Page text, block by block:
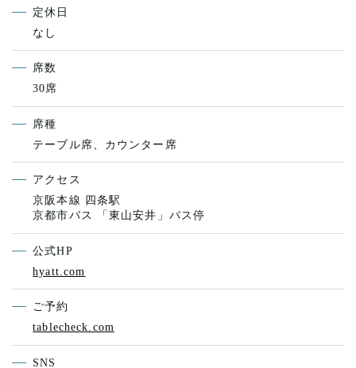
定休日
なし
席数
30席
席種
テーブル席、カウンター席
アクセス
京阪本線 四条駅
京都市バス 「東山安井」バス停
公式HP
hyatt.com
ご予約
tablecheck.com
SNS